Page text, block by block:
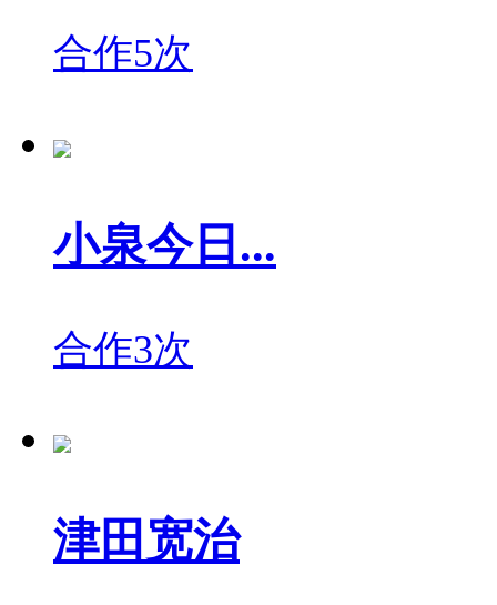
合作5次
小泉今日...
合作3次
津田宽治